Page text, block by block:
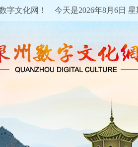
字文化网！ 今天是2026年8月6日